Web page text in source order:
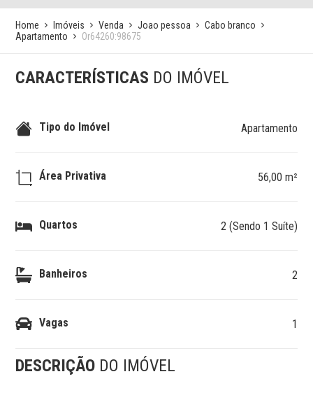
Home Imóveis Venda Joao pessoa
Cabo branco
Apartamento
Or64260:98675
CARACTERÍSTICAS DO IMÓVEL
Tipo do Imóvel Apartamento
Área Privativa 56,00 m²
Quartos 2 (Sendo 1 Suíte)
Banheiros 2
Vagas 1
DESCRIÇÃO DO IMÓVEL